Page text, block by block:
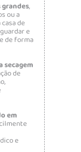
,
ou a
de
e
de forma
secagem
de
em
e